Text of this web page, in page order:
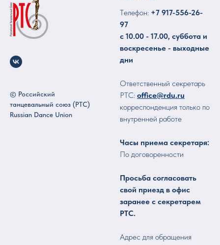
© Российский
танцевальный союз (РТС)
Russian Dance Union
Tелефон: +7 917-556-26-
97
с 10.00 - 17.00, суббота и
воскресенье - выходные
дни
Ответственный секретарь
РТС: office@rdu.ru
корреспонденция только по
внутренней работе
Часы приема секретаря:
По договоренности
Просьба согласовать
свой приезд в офис
заранее с секретарем
РТС.
Адрес для обращения